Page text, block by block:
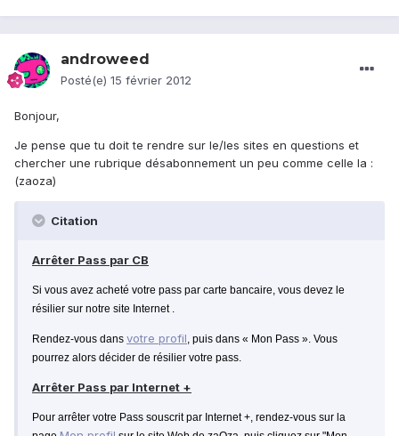
androweed
Posté(e) 15 février 2012
Bonjour,
Je pense que tu doit te rendre sur le/les sites en questions et
chercher une rubrique désabonnement un peu comme celle la :
(zaoza)
Citation
Arrêter Pass par CB
Si vous avez acheté votre pass par carte bancaire, vous devez le
résilier sur notre site Internet .
Rendez-vous dans votre profil, puis dans « Mon Pass ». Vous
pourrez alors décider de résilier votre pass.
Arrêter Pass par Internet +
Pour arrêter votre Pass souscrit par Internet +, rendez-vous sur la